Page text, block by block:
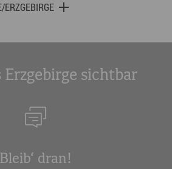
ERZGEBIRGE
Erzgebirge sichtbar
Bleib‘ dran!